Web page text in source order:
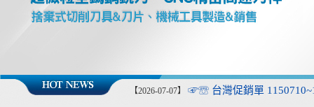
【2026-07-07】 ☞☏ 台灣促銷單